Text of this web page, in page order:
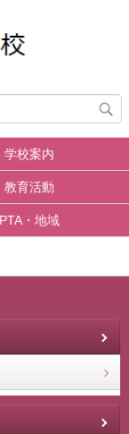
学校案内
教育活動
PTA・地域